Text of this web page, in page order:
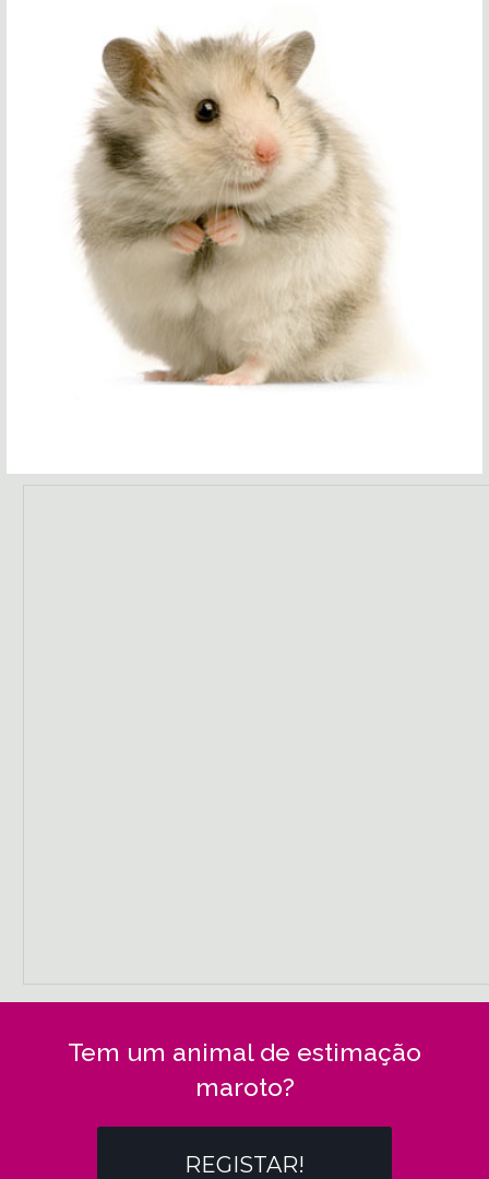
Tem um animal de estimação
maroto?
REGISTAR!